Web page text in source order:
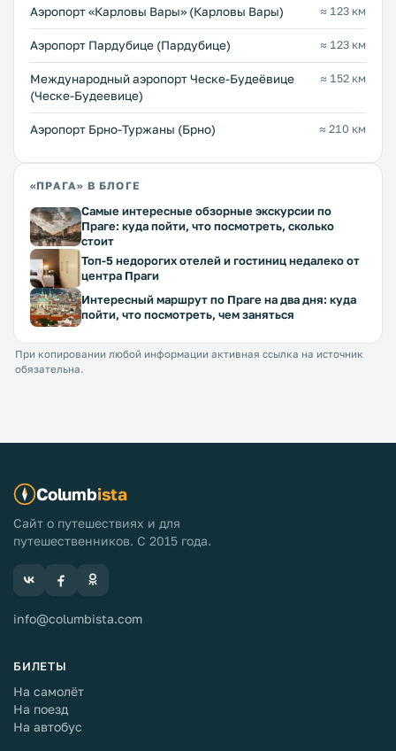
Аэропорт «Карловы Вары» (Карловы Вары) ≈ 123 км
Аэропорт Пардубице (Пардубице) ≈ 123 км
Международный аэропорт Ческе-Будеёвице
(Ческе-Будеевице)
≈ 152 км
Аэропорт Брно-Туржаны (Брно) ≈ 210 км
«ПРАГА» В БЛОГЕ
Самые интересные обзорные экскурсии по
Праге: куда пойти, что посмотреть, сколько
стоит
Топ-5 недорогих отелей и гостиниц недалеко от
центра Праги
Интересный маршрут по Праге на два дня: куда
пойти, что посмотреть, чем заняться
При копировании любой информации активная ссылка на источник
обязательна.
Columbista
Сайт о путешествиях и для
путешественников. С 2015 года.
info@columbista.com
БИЛЕТЫ
На самолёт
На поезд
На автобус